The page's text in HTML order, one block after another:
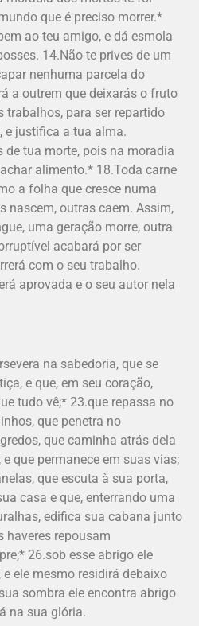
que é preciso morrer.*
ao teu amigo, e dá esmola
14.Não te prives de um
nenhuma parcela do
a outrem que deixarás o fruto
trabalhos, para ser repartido
e justifica a tua alma.
de tua morte, pois na moradia
alimento.* 18.Toda carne
a folha que cresce numa
nascem, outras caem. Assim,
uma geração morre, outra
acabará por ser
com o seu trabalho.
aprovada e o seu autor nela
na sabedoria, que se
e que, em seu coração,
tudo vê;* 23.que repassa no
que penetra no
que caminha atrás dela
que permanece em suas vias;
que escuta à sua porta,
casa e que, enterrando uma
edifica sua cabana junto
haveres repousam
26.sob esse abrigo ele
ele mesmo residirá debaixo
sombra ele encontra abrigo
na sua glória.